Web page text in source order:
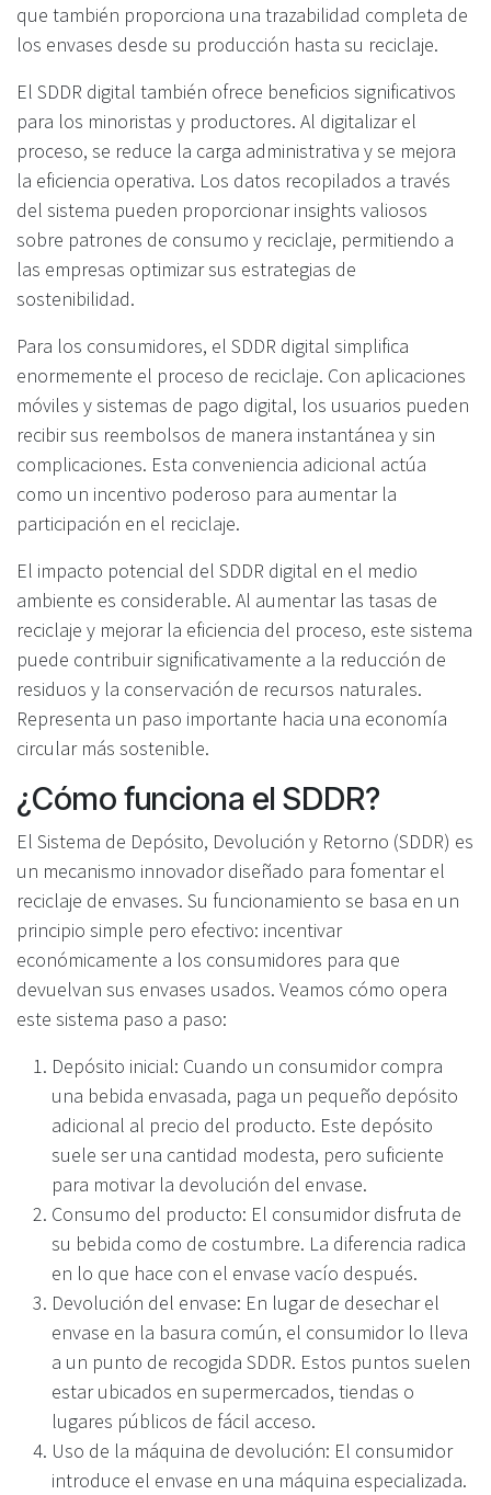
que también proporciona una trazabilidad completa de
los envases desde su producción hasta su reciclaje.
El SDDR digital también ofrece beneficios significativos
para los minoristas y productores. Al digitalizar el
proceso, se reduce la carga administrativa y se mejora
la eficiencia operativa. Los datos recopilados a través
del sistema pueden proporcionar insights valiosos
sobre patrones de consumo y reciclaje, permitiendo a
las empresas optimizar sus estrategias de
sostenibilidad.
Para los consumidores, el SDDR digital simplifica
enormemente el proceso de reciclaje. Con aplicaciones
móviles y sistemas de pago digital, los usuarios pueden
recibir sus reembolsos de manera instantánea y sin
complicaciones. Esta conveniencia adicional actúa
como un incentivo poderoso para aumentar la
participación en el reciclaje.
El impacto potencial del SDDR digital en el medio
ambiente es considerable. Al aumentar las tasas de
reciclaje y mejorar la eficiencia del proceso, este sistema
puede contribuir significativamente a la reducción de
residuos y la conservación de recursos naturales.
Representa un paso importante hacia una economía
circular más sostenible.
¿Cómo funciona el SDDR?
El Sistema de Depósito, Devolución y Retorno (SDDR) es
un mecanismo innovador diseñado para fomentar el
reciclaje de envases. Su funcionamiento se basa en un
principio simple pero efectivo: incentivar
económicamente a los consumidores para que
devuelvan sus envases usados. Veamos cómo opera
este sistema paso a paso:
Depósito inicial: Cuando un consumidor compra
una bebida envasada, paga un pequeño depósito
adicional al precio del producto. Este depósito
suele ser una cantidad modesta, pero suficiente
para motivar la devolución del envase.
Consumo del producto: El consumidor disfruta de
su bebida como de costumbre. La diferencia radica
en lo que hace con el envase vacío después.
Devolución del envase: En lugar de desechar el
envase en la basura común, el consumidor lo lleva
a un punto de recogida SDDR. Estos puntos suelen
estar ubicados en supermercados, tiendas o
lugares públicos de fácil acceso.
Uso de la máquina de devolución: El consumidor
introduce el envase en una máquina especializada.